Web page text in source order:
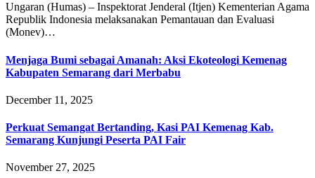
Ungaran (Humas) – Inspektorat Jenderal (Itjen) Kementerian Agama
Republik Indonesia melaksanakan Pemantauan dan Evaluasi
(Monev)…
Menjaga Bumi sebagai Amanah: Aksi Ekoteologi Kemenag
Kabupaten Semarang dari Merbabu
December 11, 2025
Perkuat Semangat Bertanding, Kasi PAI Kemenag Kab.
Semarang Kunjungi Peserta PAI Fair
November 27, 2025